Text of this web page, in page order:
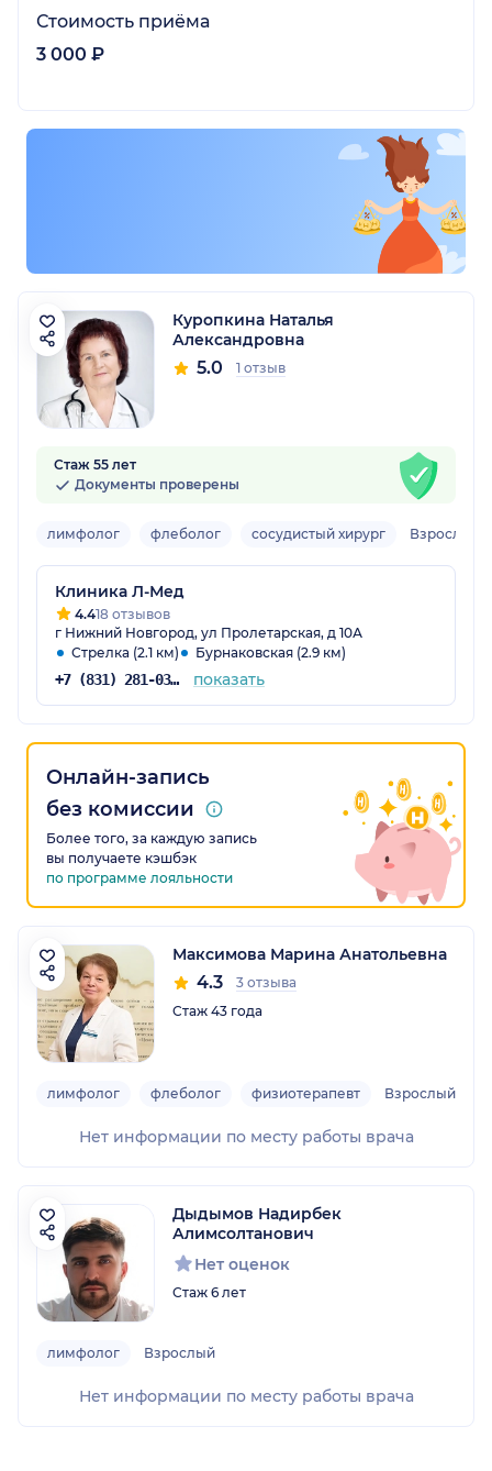
Стоимость приёма
3 000 ₽
Куропкина Наталья
Александровна
5.0 1 отзыв
Стаж 55 лет
Документы проверены
лимфолог флеболог сосудистый хирург Взрослый
Клиника Л-Мед
4.418 отзывов
г Нижний Новгород, ул Пролетарская, д 10А
Стрелка (2.1 км)
Бурнаковская (2.9 км)
+7 (831) 281-03-03 показать
Онлайн-запись
без комиссии
Более того, за каждую запись
вы получаете кэшбэк
по программе лояльности
Максимова Марина Анатольевна
4.3
3 отзыва
Стаж 43 года
лимфолог флеболог физиотерапевт Взрослый
Нет информации по месту работы врача
Дыдымов Надирбек
Алимсолтанович
Нет оценок
Стаж 6 лет
лимфолог Взрослый
Нет информации по месту работы врача